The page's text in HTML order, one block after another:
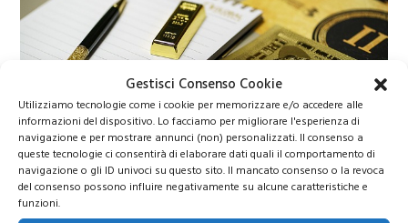
Gestisci Consenso Cookie
Utilizziamo tecnologie come i cookie per memorizzare e/o accedere alle
informazioni del dispositivo. Lo facciamo per migliorare l'esperienza di
navigazione e per mostrare annunci (non) personalizzati. Il consenso a
queste tecnologie ci consentirà di elaborare dati quali il comportamento di
navigazione o gli ID univoci su questo sito. Il mancato consenso o la revoca
del consenso possono influire negativamente su alcune caratteristiche e
funzioni.
Prezzo Oro
Oro verso 6.000 dollari? Le nuove previsioni di
Wall Street sorprendono gli investitori